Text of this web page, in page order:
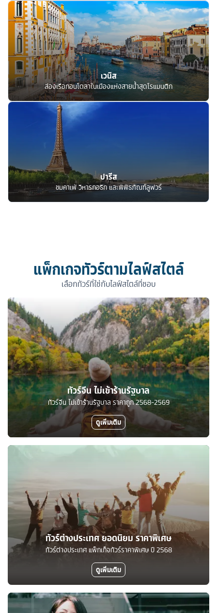
เวนิส
ล่องเรือกอนโดลาในเมืองแห่งสายน้ำสุดโรแมนติก
ปารีส
ชมคาเฟ่ วิหารกอธิก และพิพิธภัณฑ์ลูฟวร์
แพ็กเกจทัวร์ตามไลฟ์สไตล์
เลือกทัวร์ที่ใช่กับไลฟ์สไตล์ที่ชอบ
ทัวร์จีน ไม่เข้าร้านรัฐบาล
ทัวร์จีน ไม่เข้าร้านรัฐบาล ราคาถูก 2568-2569
ดูเพิ่มเติม
ทัวร์ต่างประเทศ ยอดนิยม ราคาพิเศษ
ทัวร์ต่างประเทศ แพ็กเก็จทัวร์ราคาพิเศษ ปี 2568
ดูเพิ่มเติม